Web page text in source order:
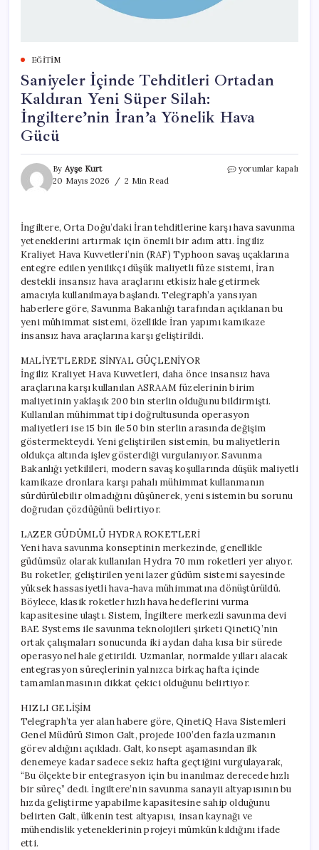
EĞITIM
Saniyeler İçinde Tehditleri Ortadan
Kaldıran Yeni Süper Silah:
İngiltere’nin İran’a Yönelik Hava
Gücü
By Ayşe Kurt
20 Mayıs 2026
2 Min Read
Saniyeler
Yeni
Süper
Silah:
İngiltere’nin
İran’a
Hava
Gücü
için
yorumlar kapalı
İngiltere, Orta Doğu’daki İran tehditlerine karşı hava savunma
yeteneklerini artırmak için önemli bir adım attı. İngiliz
Kraliyet Hava Kuvvetleri’nin (RAF) Typhoon savaş uçaklarına
entegre edilen yenilikçi düşük maliyetli füze sistemi, İran
destekli insansız hava araçlarını etkisiz hale getirmek
amacıyla kullanılmaya başlandı. Telegraph’a yansıyan
haberlere göre, Savunma Bakanlığı tarafından açıklanan bu
yeni mühimmat sistemi, özellikle İran yapımı kamikaze
insansız hava araçlarına karşı geliştirildi.
MALİYETLERDE SİNYAL GÜÇLENİYOR
İngiliz Kraliyet Hava Kuvvetleri, daha önce insansız hava
araçlarına karşı kullanılan ASRAAM füzelerinin birim
maliyetinin yaklaşık 200 bin sterlin olduğunu bildirmişti.
Kullanılan mühimmat tipi doğrultusunda operasyon
maliyetleri ise 15 bin ile 50 bin sterlin arasında değişim
göstermekteydi. Yeni geliştirilen sistemin, bu maliyetlerin
oldukça altında işlev gösterdiği vurgulanıyor. Savunma
Bakanlığı yetkilileri, modern savaş koşullarında düşük maliyetli
kamikaze dronlara karşı pahalı mühimmat kullanmanın
sürdürülebilir olmadığını düşünerek, yeni sistemin bu sorunu
doğrudan çözdüğünü belirtiyor.
LAZER GÜDÜMLÜ HYDRA ROKETLERİ
Yeni hava savunma konseptinin merkezinde, genellikle
güdümsüz olarak kullanılan Hydra 70 mm roketleri yer alıyor.
Bu roketler, geliştirilen yeni lazer güdüm sistemi sayesinde
yüksek hassasiyetli hava-hava mühimmatına dönüştürüldü.
Böylece, klasik roketler hızlı hava hedeflerini vurma
kapasitesine ulaştı. Sistem, İngiltere merkezli savunma devi
BAE Systems ile savunma teknolojileri şirketi QinetiQ’nin
ortak çalışmaları sonucunda iki aydan daha kısa bir sürede
operasyonel hale getirildi. Uzmanlar, normalde yılları alacak
entegrasyon süreçlerinin yalnızca birkaç hafta içinde
tamamlanmasının dikkat çekici olduğunu belirtiyor.
HIZLI GELİŞİM
Telegraph’ta yer alan habere göre, QinetiQ Hava Sistemleri
Genel Müdürü Simon Galt, projede 100’den fazla uzmanın
görev aldığını açıkladı. Galt, konsept aşamasından ilk
denemeye kadar sadece sekiz hafta geçtiğini vurgulayarak,
“Bu ölçekte bir entegrasyon için bu inanılmaz derecede hızlı
bir süreç” dedi. İngiltere’nin savunma sanayii altyapısının bu
hızda geliştirme yapabilme kapasitesine sahip olduğunu
belirten Galt, ülkenin test altyapısı, insan kaynağı ve
mühendislik yeteneklerinin projeyi mümkün kıldığını ifade
etti.